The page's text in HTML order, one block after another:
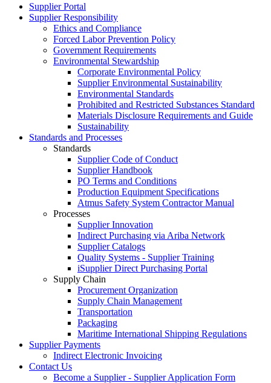
Supplier Portal
Supplier Responsibility
Ethics and Compliance​
Forced Labor Prevention Policy​
Government Requirements
Environmental Stewardship
Corporate Environmental Policy
Supplier Environmental Sustainability
Environmental Standards
Prohibited and Restricted Substances Standard
Materials Disclosure Requirements and Guide
Sustainability
Standards and Processes
Standards
Supplier Code of Conduct
Supplier Handbook
PO Terms and Conditions
Production Equipment Specifications
Atmus Safety System Contractor Manual
Processes
Supplier Innovation
Indirect Purchasing via Ariba Network
Supplier Catalogs​
Quality Systems - Supplier Training
iSupplier Direct Purchasing Portal
Supply Chain
Procurement Organization
Supply Chain Management
Transportation​
Packaging​
Maritime International Shipping Regulations
Supplier Payments
Indirect Electronic Invoicing
Contact Us
Become a Supplier - Supplier Application Form